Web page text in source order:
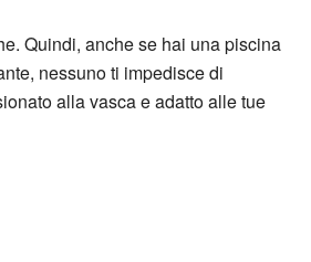
Quindi, anche se hai una piscina
nessuno ti impedisce di
alla vasca e adatto alle tue